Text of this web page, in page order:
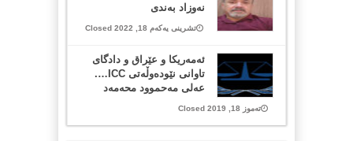
نەوزاد بەندی
تشرینی یەکەم 18, 2022 Closed
ئەمەریكا و عێراق و دادگای
تاوانی نێودەوڵەتی ICC….
عەلی مەحموود محەمەد
تەموز 18, 2019 Closed